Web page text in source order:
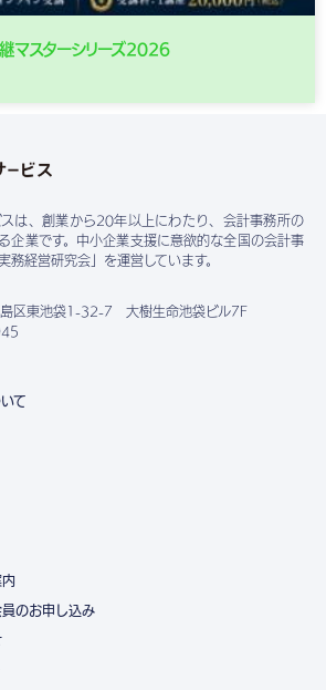
継マスターシリーズ2026
は、創業から20年以上にわたり、会計事務所の
企業です。中小企業支援に意欲的な全国の会計事
務経営研究会」を運営しています。
区東池袋1-32-7 大樹生命池袋ビル7F
て
のお申し込み